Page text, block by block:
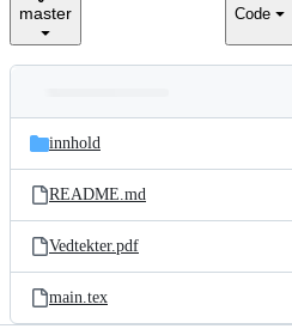
master Code
and
files
Latest
commit
innhold
README.md
Vedtekter.pdf
main.tex